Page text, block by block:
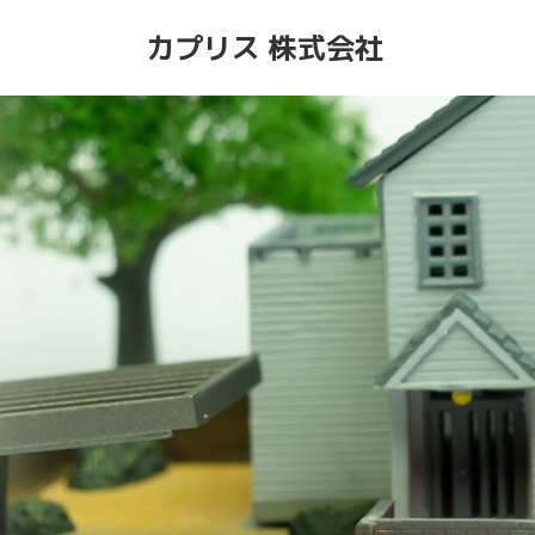
カプリス 株式会社